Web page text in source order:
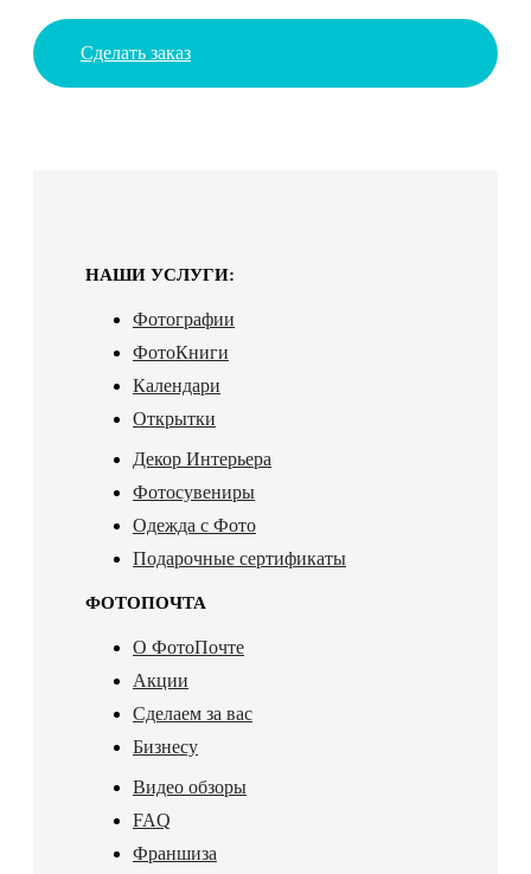
Сделать заказ
НАШИ УСЛУГИ:
Фотографии
ФотоКниги
Календари
Открытки
Декор Интерьера
Фотосувениры
Одежда с Фото
Подарочные сертификаты
ФОТОПОЧТА
О ФотоПочте
Акции
Сделаем за вас
Бизнесу
Видео обзоры
FAQ
Франшиза